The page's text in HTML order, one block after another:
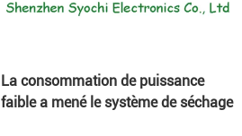
La consommation de puissance
faible a mené le système de séchage